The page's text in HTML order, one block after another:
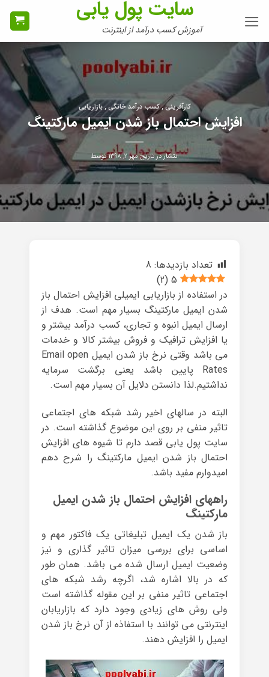
سایت پول یابی
آموزش کسب درآمد از اینترنت
کارآفرینی , کسب درآمد خانگی , بازاریابی
افزایش احتمال باز شدن ایمیل مارکتینگ
انتشار در تاریخمهر ۲, ۱۳۹۸ توسط
تعداد بازدیدها: 8
5
(
2
)
در استفاده از بازاریابی ایمیلی افزایش احتمال باز
شدن ایمیل مارکتینگ بسیار مهم است. هدف از
ارسال ایمیل انبوه و تجاری، کسب درآمد بیشتر و
یا افزایش ترافیک و فروش بیشتر کالا و خدمات
می باشد وقتی نرخ باز شدن ایمیل Email open
Rates پایین باشد یعنی برگشت سرمایه
نداشتیم.لذا دانستن دلایل آن بسیار مهم است.
البته در سالهای اخیر رشد شبکه های اجتماعی
تاثیر منفی بر روی این موضوع گذاشته است. در
سایت پول یابی قصد دارم تا شیوه های افزایش
احتمال باز شدن ایمیل مارکتینگ را شرح دهم
امیدوارم مفید باشد.
راههای افزایش احتمال باز شدن ایمیل
مارکتینگ
باز شدن یک ایمیل تبلیغاتی یک فاکتور مهم و
اساسی برای بررسی میزان تاثیر گذاری و نیز
وضعیت ایمیل ارسال شده می باشد. همان طور
که در بالا اشاره شد، اگرچه رشد شبکه های
اجتماعی تاثیر منفی بر این مقوله گذاشته است
ولی روش های زیادی وجود دارد که بازاریابان
اینترنتی می توانند با استفاذه از آن نرخ باز شدن
ایمیل را افزایش دهند.